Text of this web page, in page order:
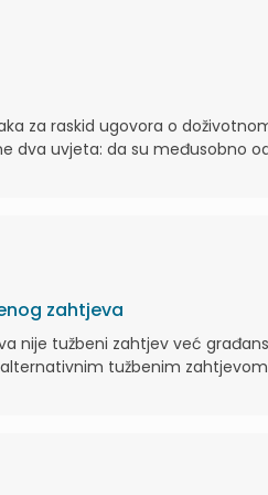
za raskid ugovora o
dva uvjeta: da su međusobno
zahtjeva
nije tužbeni zahtjev već
tužbenim